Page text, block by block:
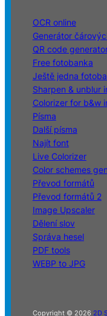
OCR online
Generátor
QR code
Free fotobanka
Ještě jedna
Sharpen & unblur
Colorizer for b&w
Písma
Další písma
Najít font
Live Colorizer
Color schemes
Převod formátů
Převod formátů 2
Image Upscaler
Dělení slov
Správa hesel
PDF tools
WEBP to JPG
Copyright © 2026 2D